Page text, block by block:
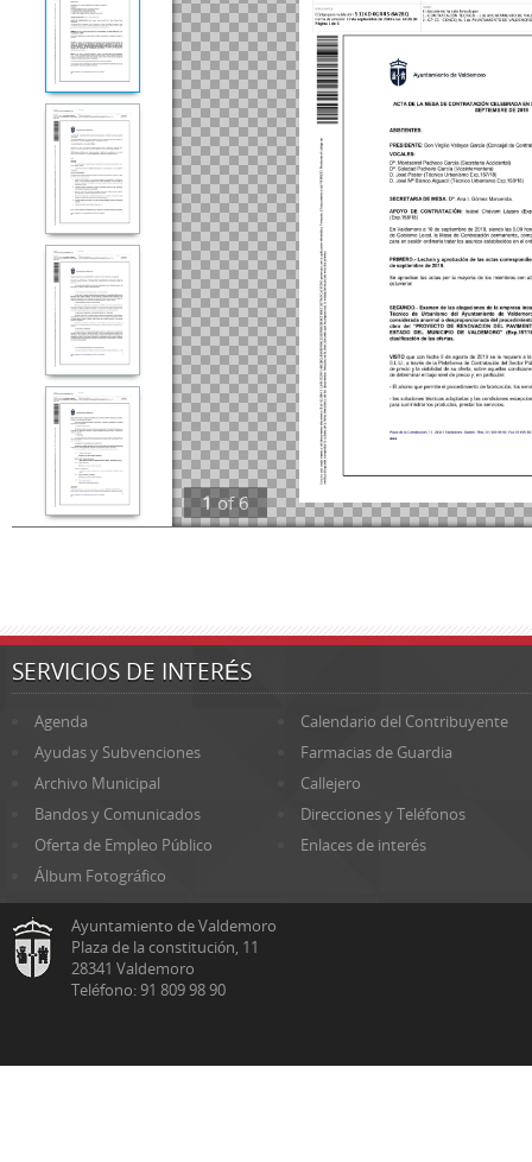
1 of6
SERVICIOS DE INTERÉS
Agenda
Calendario del Contribuyente
Ayudas y Subvenciones
Farmacias de Guardia
Archivo Municipal
Callejero
Bandos y Comunicados
Direcciones y Teléfonos
Oferta de Empleo Público
Enlaces de interés
Álbum Fotográfico
Ayuntamiento de Valdemoro
Plaza de la constitución, 11
28341 Valdemoro
Teléfono: 91 809 98 90